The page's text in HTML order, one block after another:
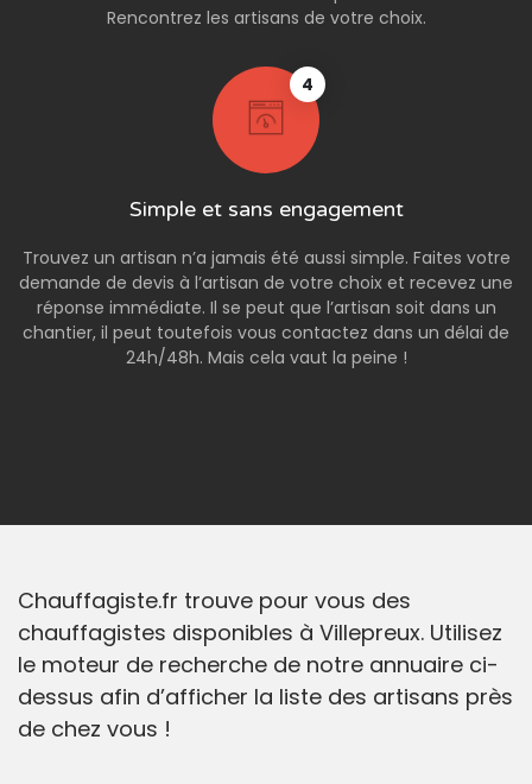
Rencontrez les artisans de votre choix.
4
Simple et sans engagement
Trouvez un artisan n’a jamais été aussi simple. Faites votre
demande de devis à l’artisan de votre choix et recevez une
réponse immédiate. Il se peut que l’artisan soit dans un
chantier, il peut toutefois vous contactez dans un délai de
24h/48h. Mais cela vaut la peine !
Chauffagiste.fr trouve pour vous des
chauffagistes disponibles à Villepreux. Utilisez
le moteur de recherche de notre annuaire ci-
dessus afin d’afficher la liste des artisans près
de chez vous !